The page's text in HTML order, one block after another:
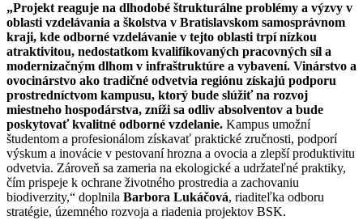
„Projekt reaguje na dlhodobé štrukturálne problémy a výzvy v
oblasti vzdelávania a školstva v Bratislavskom samosprávnom
kraji, kde odborné vzdelávanie v tejto oblasti trpí nízkou
atraktivitou, nedostatkom kvalifikovaných pracovných síl a
modernizačným dlhom v infraštruktúre a vybavení. Vinárstvo a
ovocinárstvo ako tradičné odvetvia regiónu získajú podporu
prostredníctvom kampusu, ktorý bude slúžiť na rozvoj
miestneho hospodárstva, zníži sa odliv absolventov a bude
poskytovať kvalitné odborné vzdelanie. Kampus umožní
študentom a profesionálom získavať praktické zručnosti, podporí
výskum a inovácie v pestovaní hrozna a ovocia a zlepší produktivitu
odvetvia. Zároveň sa zameria na ekologické a udržateľné praktiky,
čím prispeje k ochrane životného prostredia a zachovaniu
biodiverzity,“ doplnila Barbora Lukáčová, riaditeľka odboru
stratégie, územného rozvoja a riadenia projektov BSK.